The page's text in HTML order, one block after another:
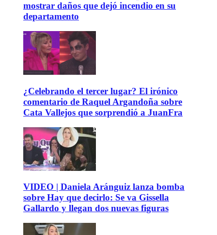
mostrar daños que dejó incendio en su
departamento
¿Celebrando el tercer lugar? El irónico
comentario de Raquel Argandoña sobre
Cata Vallejos que sorprendió a JuanFra
VIDEO | Daniela Aránguiz lanza bomba
sobre Hay que decirlo: Se va Gissella
Gallardo y llegan dos nuevas figuras